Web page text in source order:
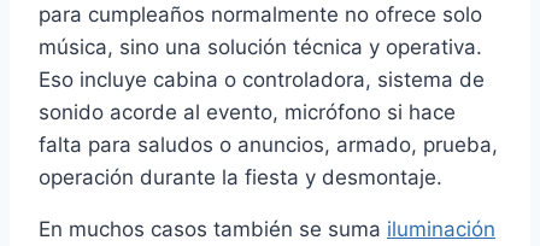
para cumpleaños normalmente no ofrece solo
música, sino una solución técnica y operativa.
Eso incluye cabina o controladora, sistema de
sonido acorde al evento, micrófono si hace
falta para saludos o anuncios, armado, prueba,
operación durante la fiesta y desmontaje.
En muchos casos también se suma iluminación